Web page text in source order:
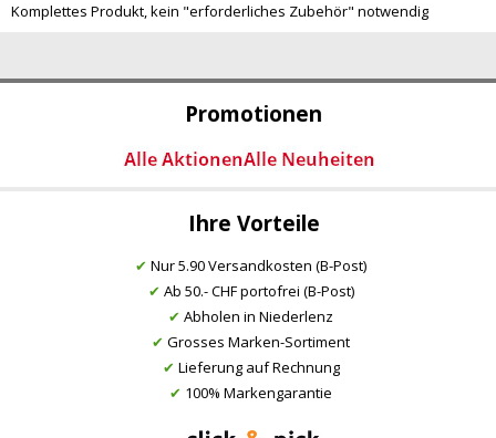
Promotionen
Ihre Vorteile
✔ Nur 5.90 Versandkosten (B-Post)
✔ Ab 50.- CHF portofrei (B-Post)
✔ Abholen in Niederlenz
✔ Grosses Marken-Sortiment
✔ Lieferung auf Rechnung
✔ 100% Markengarantie
Komplettes Produkt, kein "erforderliches Zubehör" notwendig